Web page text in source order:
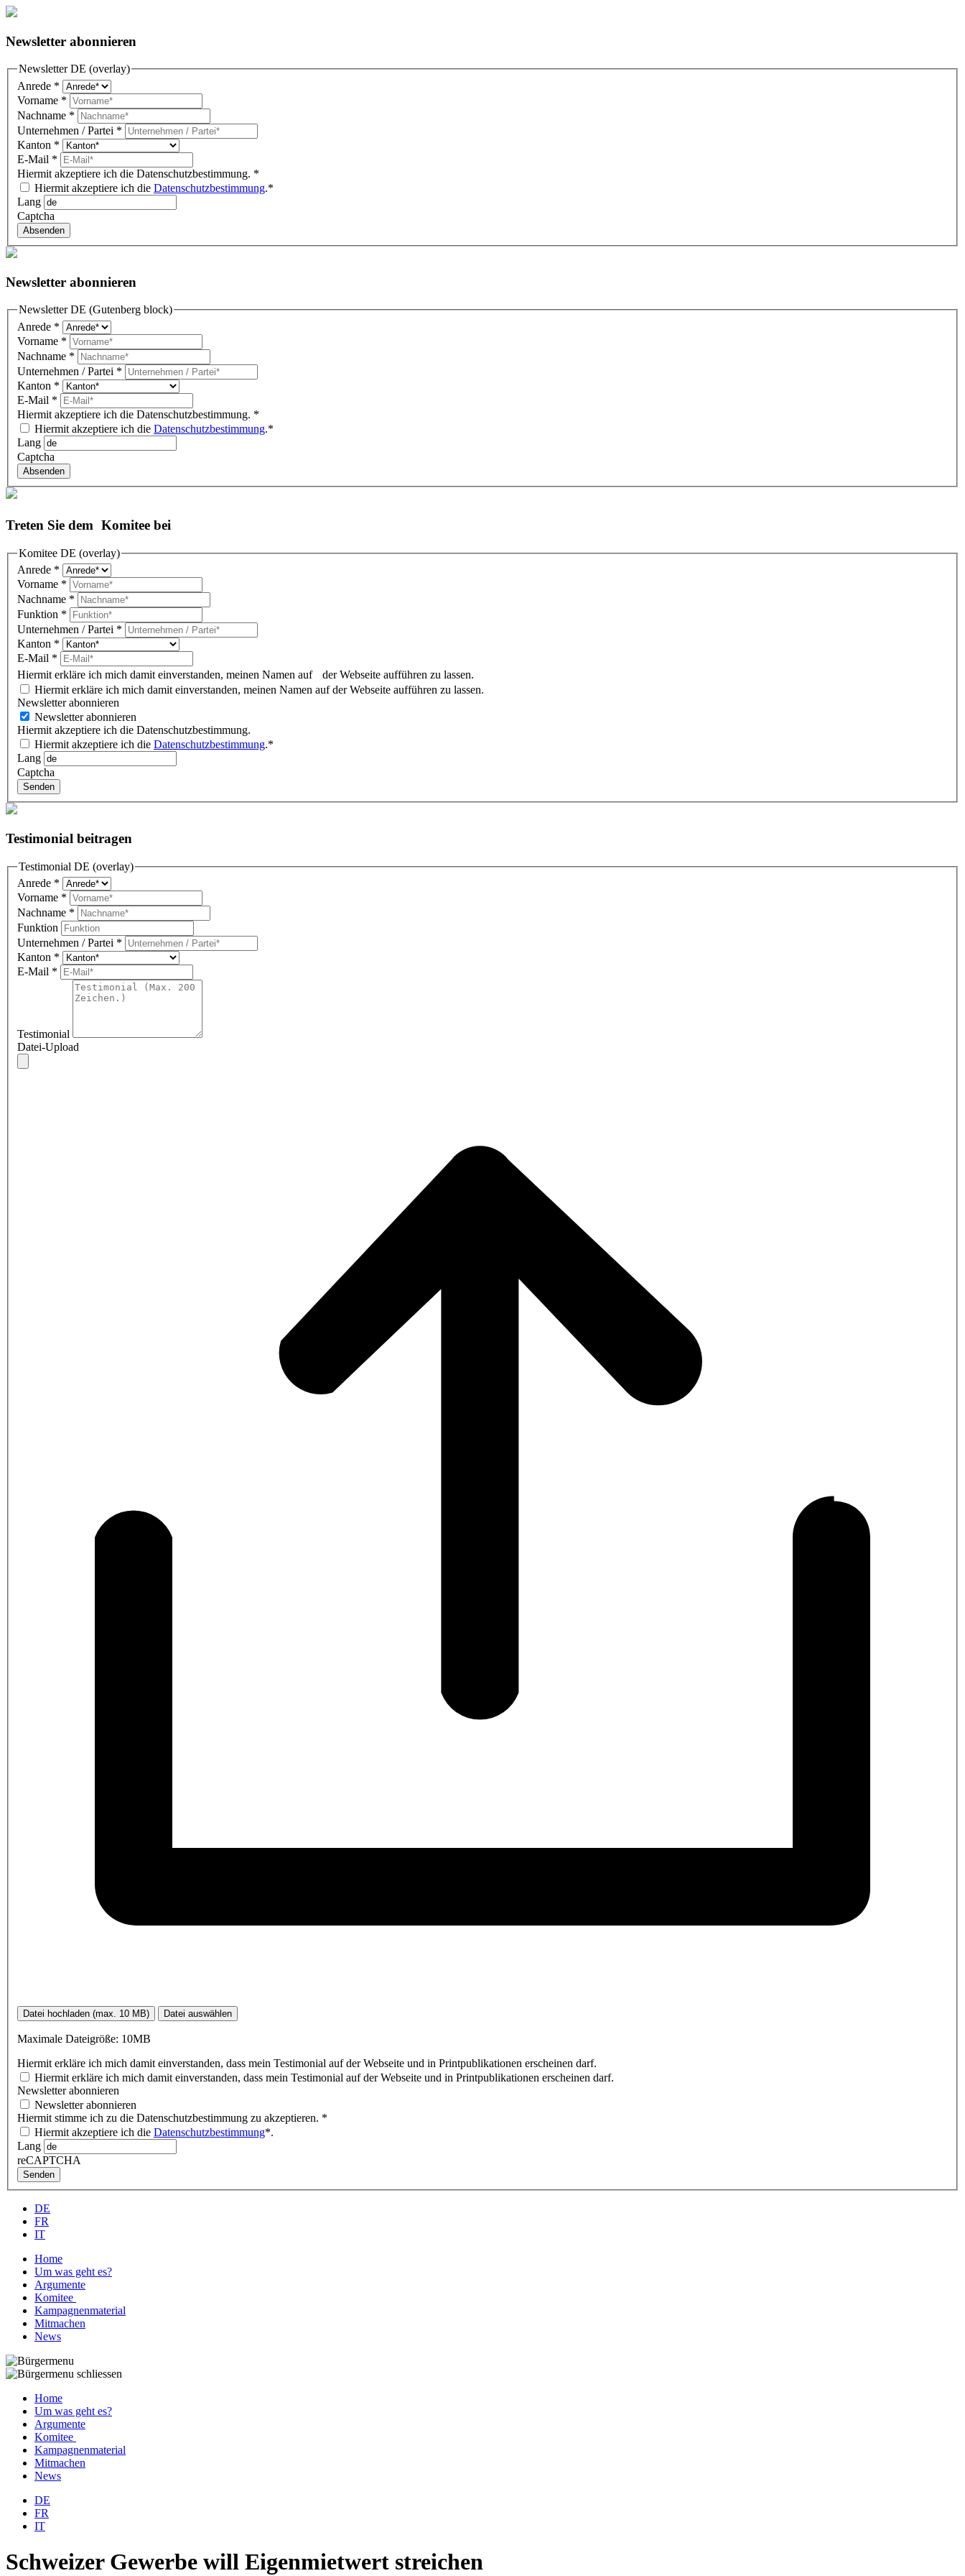
Newsletter abonnieren
Newsletter DE (overlay)
Anrede *
Vorname *
Nachname *
Unternehmen / Partei *
Kanton *
E-Mail *
Hiermit akzeptiere ich die Datenschutzbestimmung. *
Hiermit akzeptiere ich die Datenschutzbestimmung.*
Lang
Captcha
Absenden
Newsletter abonnieren
Newsletter DE (Gutenberg block)
Anrede *
Vorname *
Nachname *
Unternehmen / Partei *
Kanton *
E-Mail *
Hiermit akzeptiere ich die Datenschutzbestimmung. *
Hiermit akzeptiere ich die Datenschutzbestimmung.*
Lang
Captcha
Absenden
Treten Sie dem Komitee bei
Komitee DE (overlay)
Anrede *
Vorname *
Nachname *
Funktion *
Unternehmen / Partei *
Kanton *
E-Mail *
Hiermit erkläre ich mich damit einverstanden, meinen Namen auf der Webseite aufführen zu lassen.
Hiermit erkläre ich mich damit einverstanden, meinen Namen auf der Webseite aufführen zu lassen.
Newsletter abonnieren
Newsletter abonnieren
Hiermit akzeptiere ich die Datenschutzbestimmung.
Hiermit akzeptiere ich die Datenschutzbestimmung.*
Lang
Captcha
Senden
Testimonial beitragen
Testimonial DE (overlay)
Anrede *
Vorname *
Nachname *
Funktion
Unternehmen / Partei *
Kanton *
E-Mail *
Testimonial
Datei-Upload
Datei hochladen (max. 10 MB) Datei auswählen
Maximale Dateigröße: 10MB
Hiermit erkläre ich mich damit einverstanden, dass mein Testimonial auf der Webseite und in Printpublikationen erscheinen darf.
Hiermit erkläre ich mich damit einverstanden, dass mein Testimonial auf der Webseite und in Printpublikationen erscheinen darf.
Newsletter abonnieren
Newsletter abonnieren
Hiermit stimme ich zu die Datenschutzbestimmung zu akzeptieren. *
Hiermit akzeptiere ich die Datenschutzbestimmung*.
Lang
reCAPTCHA
Senden
DE
FR
IT
Home
Um was geht es?
Argumente
Komitee
Kampagnenmaterial
Mitmachen
News
Home
Um was geht es?
Argumente
Komitee
Kampagnenmaterial
Mitmachen
News
DE
FR
IT
Schweizer Gewerbe will Eigenmietwert streichen